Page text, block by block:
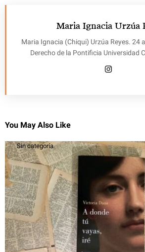
Maria Ignacia Urzúa
Maria Ignacia (Chiqui) Urzúa Reyes. 24
Derecho de la Pontificia Universidad
You May Also Like
Sin categoría